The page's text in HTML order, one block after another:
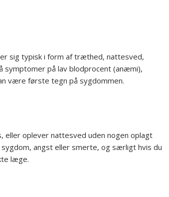
sig typisk i form af træthed, nattesved,
symptomer på lav blodprocent (anæmi),
være første tegn på sygdommen.
eller oplever nattesved uden nogen oplagt
angst eller smerte, og særligt hvis du
læge.